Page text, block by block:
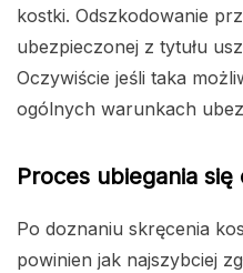
kostki. Odszkodowanie
ubezpieczonej z tytułu
Oczywiście jeśli taka
ogólnych warunkach
Proces ubiegania
Po doznaniu skręcenia
powinien jak najszybciej